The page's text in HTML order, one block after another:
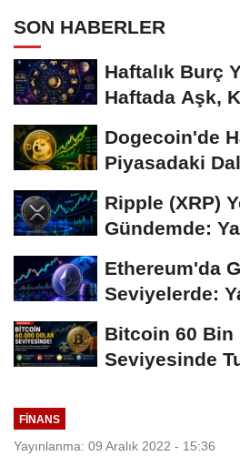
SON HABERLER
Haftalık Burç
Haftada Aşk,
Dogecoin'de
Piyasadaki
Ripple (XRP)
Gündemde:
Ethereum'da
Seviyelerde:
Bitcoin 60 Bin
Seviyesinde
FINANS
Yayınlanma: 09 Aralık 2022 - 15:36